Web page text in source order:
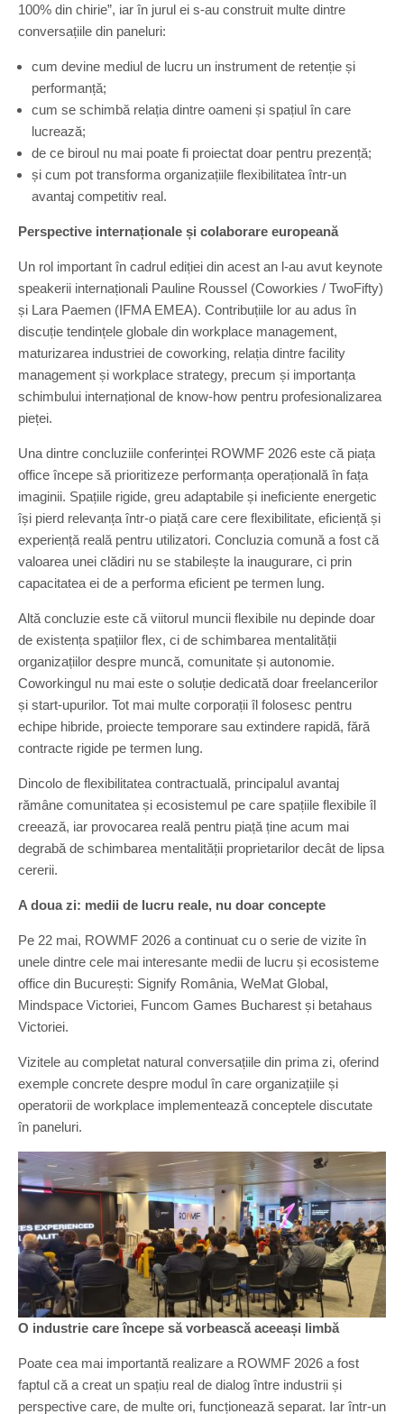
100% din chirie”, iar în jurul ei s-au construit multe dintre
conversațiile din paneluri:
cum devine mediul de lucru un instrument de retenție și
performanță;
cum se schimbă relația dintre oameni și spațiul în care
lucrează;
de ce biroul nu mai poate fi proiectat doar pentru prezență;
și cum pot transforma organizațiile flexibilitatea într-un
avantaj competitiv real.
Perspective internaționale și colaborare europeană
Un rol important în cadrul ediției din acest an l-au avut keynote
speakerii internaționali Pauline Roussel (Coworkies / TwoFifty)
și Lara Paemen (IFMA EMEA). Contribuțiile lor au adus în
discuție tendințele globale din workplace management,
maturizarea industriei de coworking, relația dintre facility
management și workplace strategy, precum și importanța
schimbului internațional de know-how pentru profesionalizarea
pieței.
Una dintre concluziile conferinței ROWMF 2026 este că piața
office începe să prioritizeze performanța operațională în fața
imaginii. Spațiile rigide, greu adaptabile și ineficiente energetic
își pierd relevanța într-o piață care cere flexibilitate, eficiență și
experiență reală pentru utilizatori. Concluzia comună a fost că
valoarea unei clădiri nu se stabilește la inaugurare, ci prin
capacitatea ei de a performa eficient pe termen lung.
Altă concluzie este că viitorul muncii flexibile nu depinde doar
de existența spațiilor flex, ci de schimbarea mentalității
organizațiilor despre muncă, comunitate și autonomie.
Coworkingul nu mai este o soluție dedicată doar freelancerilor
și start-upurilor. Tot mai multe corporații îl folosesc pentru
echipe hibride, proiecte temporare sau extindere rapidă, fără
contracte rigide pe termen lung.
Dincolo de flexibilitatea contractuală, principalul avantaj
rămâne comunitatea și ecosistemul pe care spațiile flexibile îl
creează, iar provocarea reală pentru piață ține acum mai
degrabă de schimbarea mentalității proprietarilor decât de lipsa
cererii.
A doua zi: medii de lucru reale, nu doar concepte
Pe 22 mai, ROWMF 2026 a continuat cu o serie de vizite în
unele dintre cele mai interesante medii de lucru și ecosisteme
office din București: Signify România, WeMat Global,
Mindspace Victoriei, Funcom Games Bucharest și betahaus
Victoriei.
Vizitele au completat natural conversațiile din prima zi, oferind
exemple concrete despre modul în care organizațiile și
operatorii de workplace implementează conceptele discutate
în paneluri.
O industrie care începe să vorbească aceeași limbă
Poate cea mai importantă realizare a ROWMF 2026 a fost
faptul că a creat un spațiu real de dialog între industrii și
perspective care, de multe ori, funcționează separat. Iar într-un